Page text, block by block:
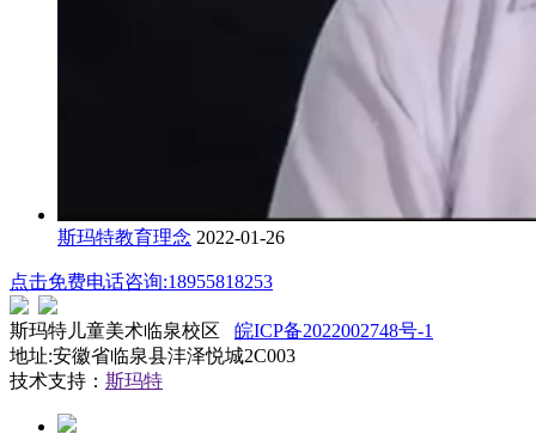
斯玛特教育理念 2022-01-26
点击免费电话咨询:18955818253
斯玛特儿童美术临泉校区 皖ICP备2022002748号-1
地址:安徽省临泉县沣泽悦城2C003
技术支持： 斯玛特